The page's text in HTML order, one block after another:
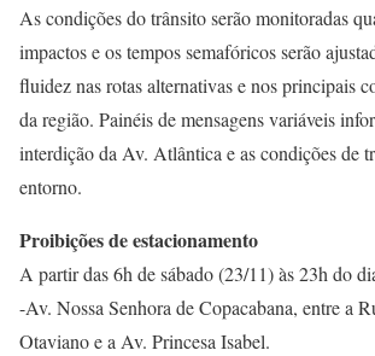
As condições do trânsito serão monitoradas
impactos e os tempos semafóricos serão
fluidez nas rotas alternativas e nos principais
da região. Painéis de mensagens variáveis
interdição da Av. Atlântica e as condições de
entorno.
Proibições de estacionamento
A partir das 6h de sábado (23/11) às 23h do
-Av. Nossa Senhora de Copacabana, entre a
Otaviano e a Av. Princesa Isabel.